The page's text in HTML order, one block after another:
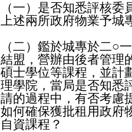
（一）是否知悉評核
上述兩所政府物業予城
（二）鑑於城專於二○
結盟，營辦由後者管理
碩士學位等課程，並計
理學院，當局是否知悉
請的過程中，有否考慮
如何確保獲批租用政府
自資課程？